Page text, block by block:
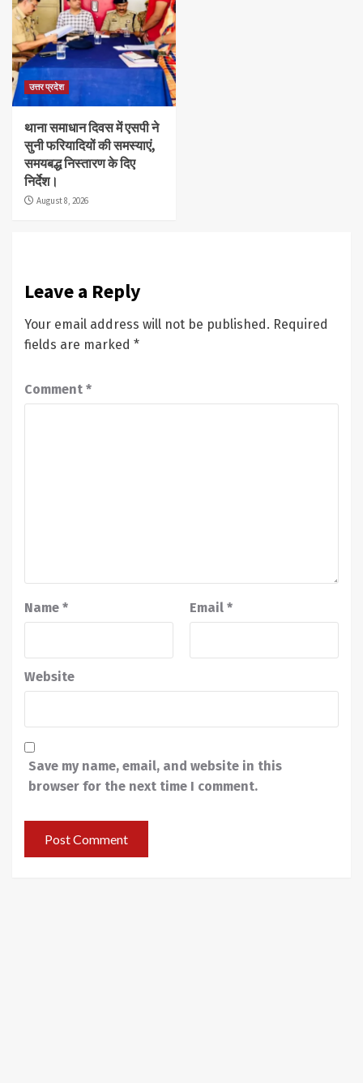
उत्तर प्रदेश
थाना समाधान दिवस में एसपी ने
सुनी फरियादियों की समस्याएं,
समयबद्ध निस्तारण के दिए
निर्देश।
August 8, 2026
Leave a Reply
Your email address will not be published. Required
fields are marked *
Comment *
Name * Email *
Website
Save my name, email, and website in this
browser for the next time I comment.